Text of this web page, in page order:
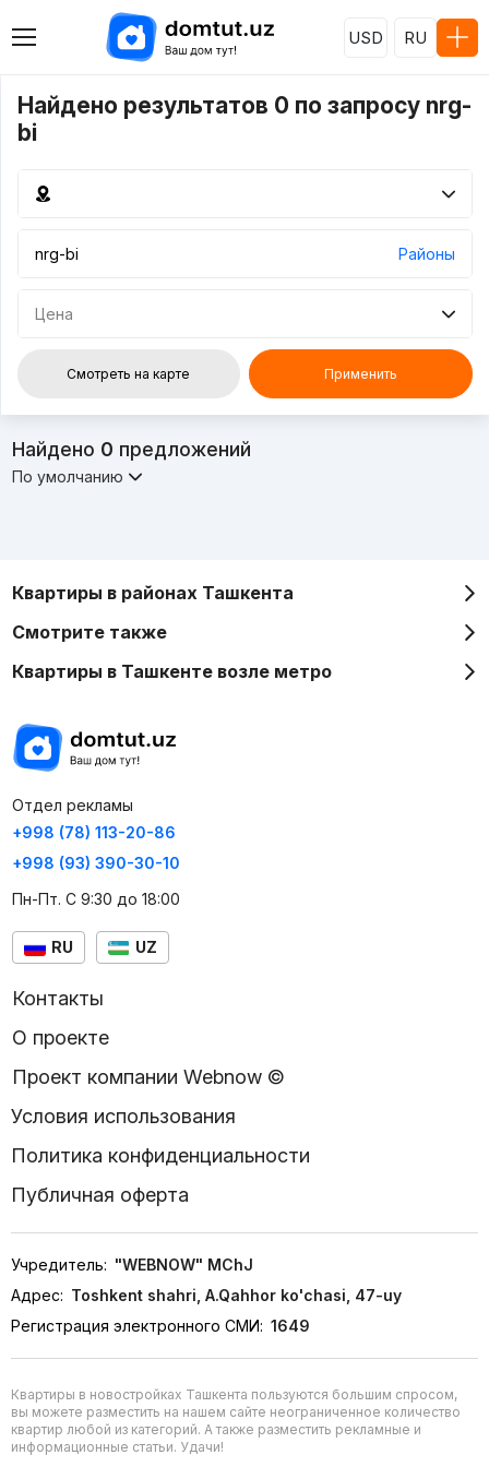
USD RU
Найдено результатов 0 по запросу nrg-
bi
Районы
Цена
Смотреть на карте Применить
Найдено 0 предложений
По умолчанию
Квартиры в районах Ташкента
Смотрите также
Квартиры в Ташкенте возле метро
Отдел рекламы
+998 (78) 113-20-86
+998 (93) 390-30-10
Пн-Пт. С 9:30 до 18:00
RU UZ
Контакты
О проекте
Проект компании Webnow ©
Условия использования
Политика конфиденциальности
Публичная оферта
Учредитель: "WEBNOW" MChJ
Адрес: Toshkent shahri, A.Qahhor ko'chasi, 47-uy
Регистрация электронного СМИ: 1649
Квартиры в новостройках Ташкента пользуются большим спросом,
вы можете разместить на нашем сайте неограниченное количество
квартир любой из категорий. А также разместить рекламные и
информационные статьи. Удачи!